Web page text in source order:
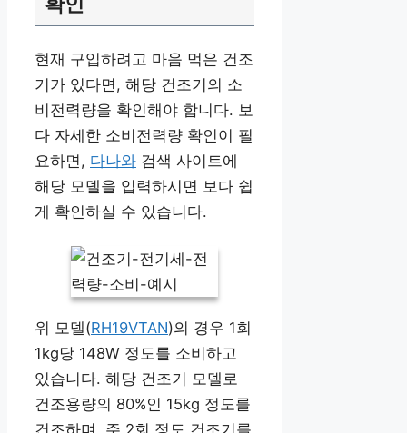
현재 구입하려고 마음 먹은 건조
기가 있다면, 해당 건조기의 소
비전력량을 확인해야 합니다. 보
다 자세한 소비전력량 확인이 필
요하면, 다나와 검색 사이트에
해당 모델을 입력하시면 보다 쉽
게 확인하실 수 있습니다.
위 모델(RH19VTAN)의 경우 1회
1kg당 148W 정도를 소비하고
있습니다. 해당 건조기 모델로
건조용량의 80%인 15kg 정도를